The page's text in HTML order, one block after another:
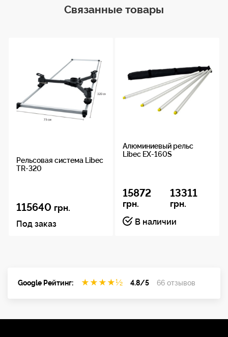
Резьбовая часть из стали и имеет цветовую
167.6 см
Материал
Алюминий, Нержавеющая сталь
Вес
Связанные товары
Рельсовая система Libec
TR-320
115640 грн.
Под заказ
Алюминиевый рельс
Libec EX-160S
15872
грн.
13311
грн.
В наличии
Google Рейтинг: ★ ★ ★ ★½ 4.8/5 66 отзывов